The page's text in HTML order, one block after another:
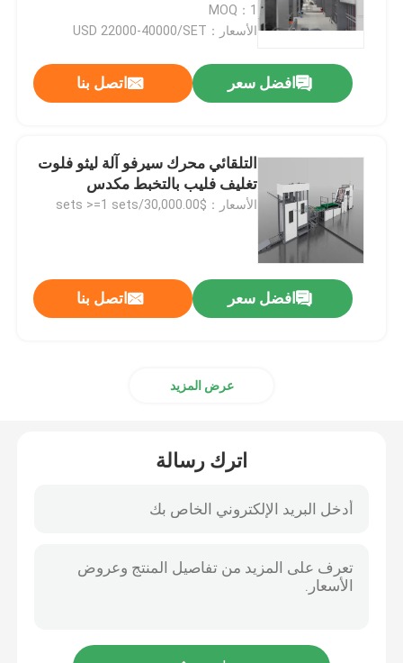
MOQ：1
الأسعار：USD 22000-40000/SET
افضل سعر اتصل بنا
التلقائي محرك سيرفو آلة ليثو فلوت
تغليف فليب بالتخبط مكدس
الأسعار：$30,000.00/sets >=1 sets
افضل سعر اتصل بنا
عرض المزيد
اترك رسالة